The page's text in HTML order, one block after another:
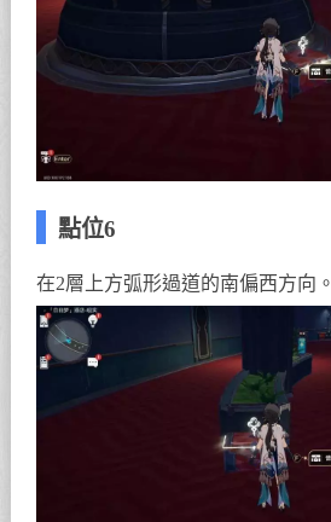
點位6
在2層上方弧形過道的南偏西方向。